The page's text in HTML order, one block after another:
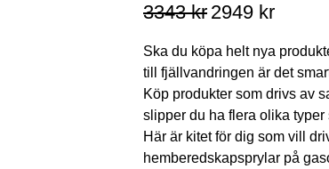
3343kr Det
ursprungliga
var:
3343 kr.
2949 krDet
är:
2949 kr.
Ska du köpa helt nya
till fjällvandringen är det
Köp produkter som drivs av
slipper du ha flera olika typer
Här är kitet för dig som vill
hemberedskapsprylar på